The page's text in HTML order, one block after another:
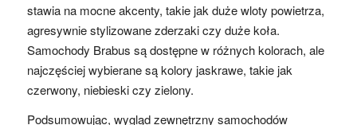
stawia na mocne akcenty, takie jak duże wloty powietrza,
agresywnie stylizowane zderzaki czy duże koła.
Samochody Brabus są dostępne w różnych kolorach, ale
najczęściej wybierane są kolory jaskrawe, takie jak
czerwony, niebieski czy zielony.
Podsumowując, wygląd zewnętrzny samochodów